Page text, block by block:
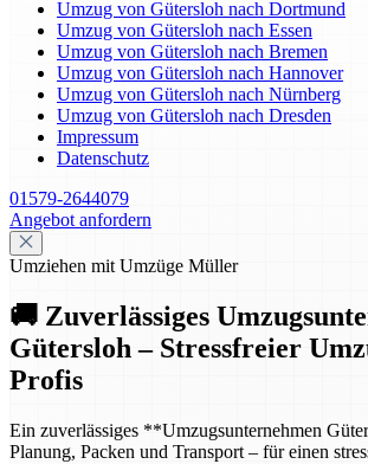
Umzug von Gütersloh nach Dortmund
Umzug von Gütersloh nach Essen
Umzug von Gütersloh nach Bremen
Umzug von Gütersloh nach Hannover
Umzug von Gütersloh nach Nürnberg
Umzug von Gütersloh nach Dresden
Impressum
Datenschutz
01579-2644079
Angebot anfordern
Umziehen mit Umzüge Müller
🚚 Zuverlässiges
Gütersloh – Stressfreier
Profis
Ein zuverlässiges **Umzugsunternehmen
Planung, Packen und Transport – für einen